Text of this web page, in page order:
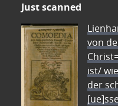
Just scanned
von
ist/
der